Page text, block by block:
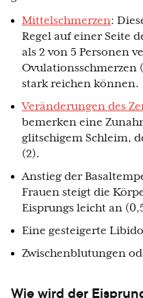
Mittelschmerzen:
Regel auf einer Seite
als 2 von 5 Personen
Ovulationsschmerzen
stark reichen können.
Veränderungen des
bemerken eine
glitschigem Schleim,
(2).
Anstieg der
Frauen steigt die
Eisprungs leicht an
Eine gesteigerte
Zwischenblutungen
Wie wird der